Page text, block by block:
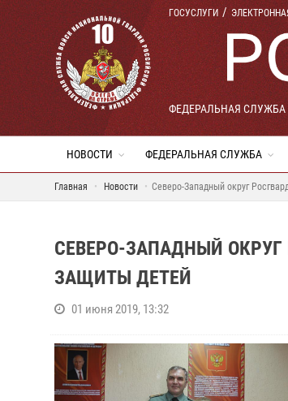
ГОСУСЛУГИ
ФЕДЕРАЛЬНАЯ
НОВОСТИ ФЕДЕРАЛЬНАЯ СЛУЖБА
Главная Новости Северо-Западный округ
СЕВЕРО-ЗАПАДНЫЙ
ЗАЩИТЫ ДЕТЕЙ
01 июня 2019, 13:32